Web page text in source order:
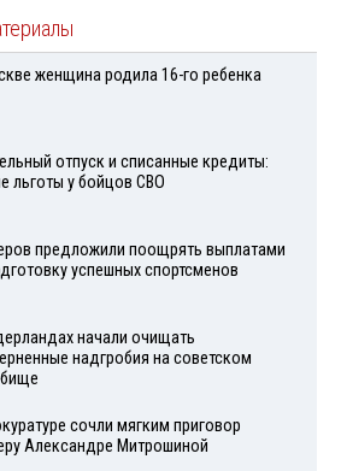
женщина родила 16-го ребенка
отпуск и списанные кредиты:
льготы у бойцов СВО
предложили поощрять выплатами
успешных спортсменов
начали очищать
надгробия на советском
сочли мягким приговор
Александре Митрошиной